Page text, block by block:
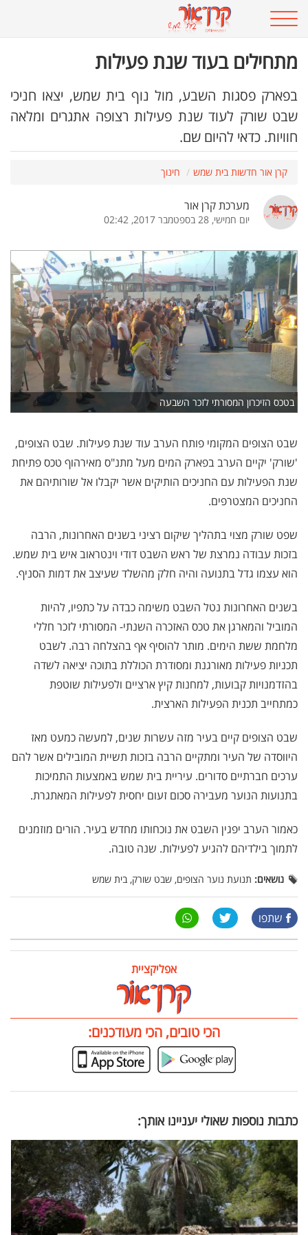
מתחילים בעוד שנת פעילות
בפארק פסגות השבע, מול נוף בית שמש, יצאו חניכי
שבט שורק לעוד שנת פעילות רצופה אתגרים ומלאה
חוויות. כדאי להיום שם.
קרן אור חדשות בית שמש חינוך
מערכת קרן אור
יום חמישי, 28 בספטמבר 2017, 02:42
בטכס הזיכרון המסורתי לזכר השבעה
שבט הצופים המקומי פותח הערב עוד שנת פעילות. שבט הצופים,
'שורק' יקיים הערב בפארק המים מעל מתנ"ס מאירהוף טכס פתיחת
שנת הפעילות עם החניכים הותיקים אשר יקבלו אל שורותיהם את
החניכים המצטרפים.
שפט שורק מצוי בתהליך שיקום רציני בשנים האחרונות, הרבה
בזכות עבודה נמרצת של ראש השבט דודי וינטראוב איש בית שמש.
הוא עצמו גדל בתנועה והיה חלק מהשלד שעיצב את דמות הסניף.
בשנים האחרונות נטל השבט משימה כבדה על כתפיו, להיות
המוביל והמארגן את טכס האזכרה השנתי- המסורתי לזכר חללי
מלחמת ששת הימים. מותר להוסיף אף בהצלחה רבה. לשבט
תכניות פעילות מאורגנת ומסודרת הכוללת בתוכה יציאה לשדה
בהזדמנויות קבועות, למחנות קיץ ארציים ולפעילות שוטפת
כמתחייב תכנית הפעילות הארצית.
שבט הצופים קיים בעיר מזה עשרות שנים, למעשה כמעט מאז
היווסדה של העיר ומתקיים הרבה בזכות תשיית המובילים אשר להם
ערכים חברתיים סדורים. עיריית בית שמש באמצעות התמיכות
בתנועות הנוער מעבירה סכום זעום יחסית לפעילות המאתגרת.
כאמור הערב יפגין השבט את נוכחותו מחדש בעיר. הורים מוזמנים
לתמוך בילדיהם להגיע לפעילות. שנה טובה.
נושאים: תנועת נוער הצופים, שבט שורק, בית שמש
שתפו
אפליקציית
הכי טובים, הכי מעודכנים:
כתבות נוספות שאולי יעניינו אותך: